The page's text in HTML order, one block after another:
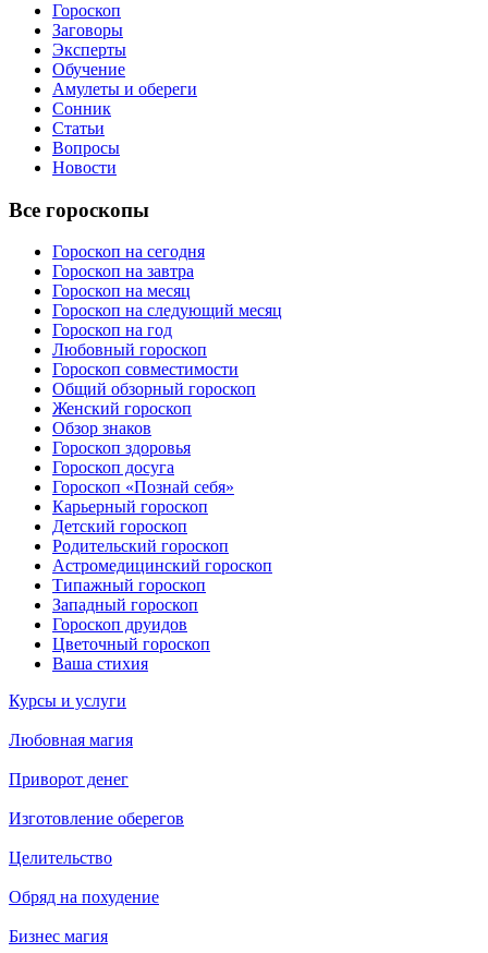
Гороскоп
Заговоры
Эксперты
Обучение
Амулеты и обереги
Сонник
Статьи
Вопросы
Новости
Все гороскопы
Гороскоп на сегодня
Гороскоп на завтра
Гороскоп на месяц
Гороскоп на следующий месяц
Гороскоп на год
Любовный гороскоп
Гороскоп совместимости
Общий обзорный гороскоп
Женский гороскоп
Обзор знаков
Гороскоп здоровья
Гороскоп досуга
Гороскоп «Познай себя»
Карьерный гороскоп
Детский гороскоп
Родительский гороскоп
Астромедицинский гороскоп
Типажный гороскоп
Западный гороскоп
Гороскоп друидов
Цветочный гороскоп
Ваша стихия
Курсы и услуги
Любовная магия
Приворот денег
Изготовление оберегов
Целительство
Обряд на похудение
Бизнес магия